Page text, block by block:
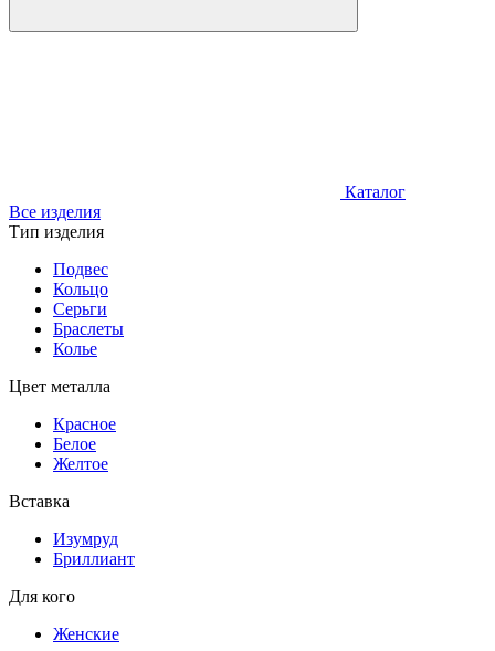
Каталог
Все изделия
Тип изделия
Подвес
Кольцо
Серьги
Браслеты
Колье
Цвет металла
Красное
Белое
Желтое
Вставка
Изумруд
Бриллиант
Для кого
Женские